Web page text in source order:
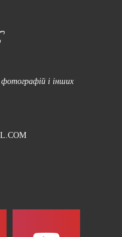
і інших